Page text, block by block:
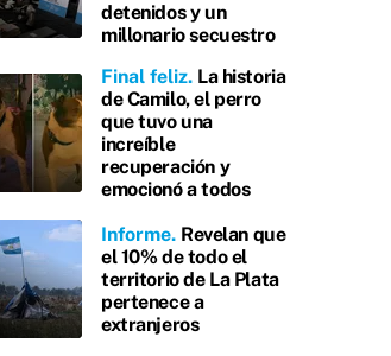
detenidos y un
millonario secuestro
Final feliz La historia
de Camilo, el perro
que tuvo una
increíble
recuperación y
emocionó a todos
Informe Revelan que
el 10% de todo el
territorio de La Plata
pertenece a
extranjeros